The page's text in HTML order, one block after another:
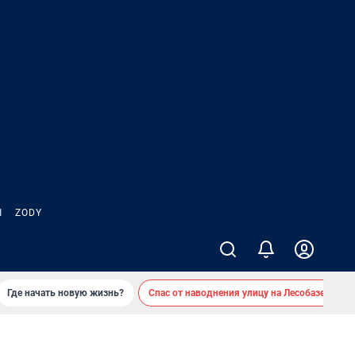
ZODY
Где начать новую жизнь? Спас от наводнения улицу на Лесобазе